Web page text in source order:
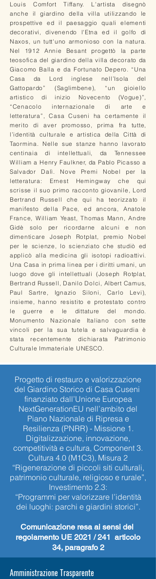
Louis Comfort Tiffany. L'artista disegnò
anche il giardino della villa utilizzando le
prospettive ed il paesaggio quali elementi
decorativi, divenendo l'Etna ed il golfo di
Naxos, un tutt'uno armonioso con la natura.
Nel 1912 Annie Besant progettò la parte
teosofica del giardino della villa decorato da
Giacomo Balla e da Fortunato Depero. “Una
Casa da Lord inglese nell’Isola del
Gattopardo” (Saglimbene), “un gioiello
artistico di inizio Novecento (Vogue)”,
“Cenacolo internazionale di arte e
letteratura”, Casa Cuseni ha certamente il
merito di aver promosso, prima fra tutte,
l’identità culturale e artistica della Città di
Taormina. Nelle sue stanze hanno lavorato
centinaia di intellettuali, da Tennessee
William a Henry Faulkner, da Pablo Picasso a
Salvador Dalì. Nove Premi Nobel per la
letteratura: Ernest Hemingway che qui
scrisse il suo primo racconto giovanile, Lord
Bertrand Russell che qui ha teorizzato il
manifesto della Pace, ed ancora, Anatole
France, William Yeast, Thomas Mann, Andre
Gidè solo per ricordarne alcuni e non
dimenticare Joseph Rotplat, premio Nobel
per le scienze, lo scienziato che studiò ed
applicò alla medicina gli isotopi radioattivi.
Una Casa in prima linea per i diritti umani, un
luogo dove gli intellettuali (Joseph Rotplat,
Bertrand Russell, Danilo Dolci, Albert Camus,
Paul Sartre, Ignazio Siloni, Carlo Levi),
insieme, hanno resistito e protestato contro
le guerre e le dittature del mondo.
Monumento Nazionale Italiano con sette
vincoli per la sua tutela e salvaguardia è
stata recentemente dichiarata Patrimonio
Culturale Immateriale UNESCO.
Progetto di restauro e valorizzazione
del Giardino Storico di Casa Cuseni
finanziato dall’Unione Europea
NextGenerationEU nell’ambito del
Piano Nazionale di Ripresa e
Resilienza (PNRR) - Missione 1.
Digitalizzazione, innovazione,
competitività e cultura, Component 3.
Cultura 4.0 (M1C3), Misura 2
“Rigenerazione di piccoli siti culturali,
patrimonio culturale, religioso e rurale”,
Investimento 2.3:
“Programmi per valorizzare l’identità
dei luoghi: parchi e giardini storici”.
Comunicazione resa ai sensi del
regolamento UE 2021 / 241 articolo
34, paragrafo 2
Amministrazione Trasparente